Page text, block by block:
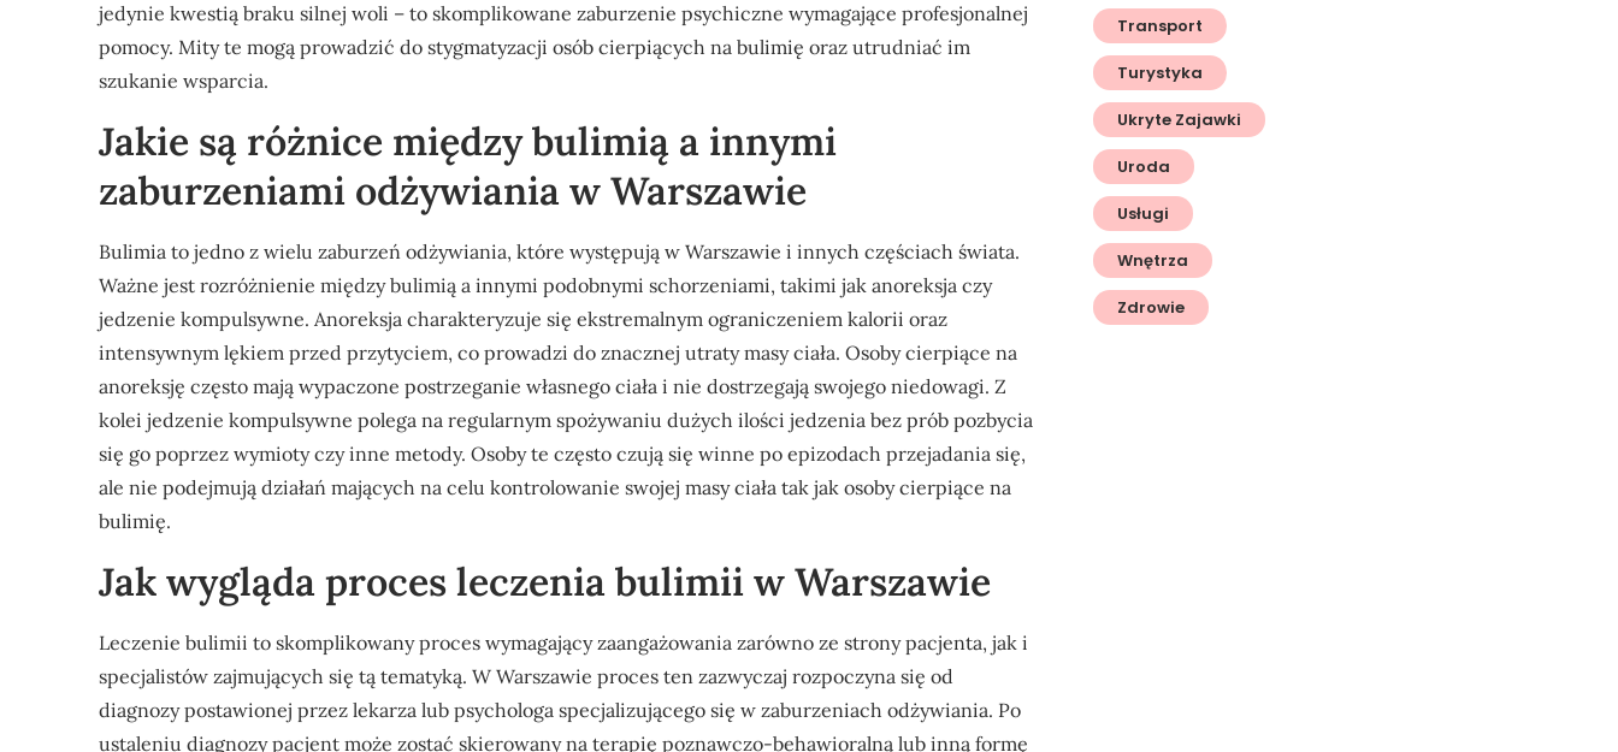
jedynie kwestią braku silnej woli – to skomplikowane zaburzenie psychiczne wymagające profesjonalnej
pomocy. Mity te mogą prowadzić do stygmatyzacji osób cierpiących na bulimię oraz utrudniać im
szukanie wsparcia.
Jakie są różnice między bulimią a innymi
zaburzeniami odżywiania w Warszawie
Bulimia to jedno z wielu zaburzeń odżywiania, które występują w Warszawie i innych częściach świata.
Ważne jest rozróżnienie między bulimią a innymi podobnymi schorzeniami, takimi jak anoreksja czy
jedzenie kompulsywne. Anoreksja charakteryzuje się ekstremalnym ograniczeniem kalorii oraz
intensywnym lękiem przed przytyciem, co prowadzi do znacznej utraty masy ciała. Osoby cierpiące na
anoreksję często mają wypaczone postrzeganie własnego ciała i nie dostrzegają swojego niedowagi. Z
kolei jedzenie kompulsywne polega na regularnym spożywaniu dużych ilości jedzenia bez prób pozbycia
się go poprzez wymioty czy inne metody. Osoby te często czują się winne po epizodach przejadania się,
ale nie podejmują działań mających na celu kontrolowanie swojej masy ciała tak jak osoby cierpiące na
bulimię.
Jak wygląda proces leczenia bulimii w Warszawie
Leczenie bulimii to skomplikowany proces wymagający zaangażowania zarówno ze strony pacjenta, jak i
specjalistów zajmujących się tą tematyką. W Warszawie proces ten zazwyczaj rozpoczyna się od
diagnozy postawionej przez lekarza lub psychologa specjalizującego się w zaburzeniach odżywiania. Po
ustaleniu diagnozy pacjent może zostać skierowany na terapię poznawczo-behawioralną lub inną formę
Transport
Turystyka
Ukryte Zajawki
Uroda
Usługi
Wnętrza
Zdrowie